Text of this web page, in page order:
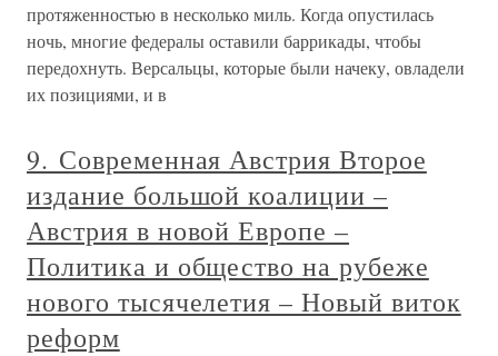
протяженностью в несколько миль. Когда опустилась
ночь, многие федералы оставили баррикады, чтобы
передохнуть. Версальцы, которые были начеку, овладели
их позициями, и в
9. Современная Австрия Второе
издание большой коалиции –
Австрия в новой Европе –
Политика и общество на рубеже
нового тысячелетия – Новый виток
реформ